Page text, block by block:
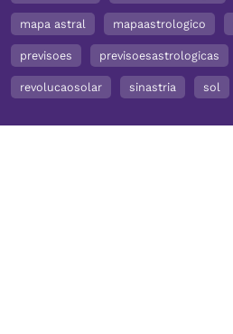
mapa astral mapaastrologico
previsoes previsoesastrologicas
revolucaosolar sinastria sol